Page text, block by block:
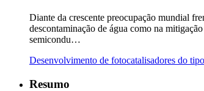
Diante da crescente preocupação mundial
descontaminação de água como na
semicondu…
Desenvolvimento de fotocatalisadores do
Resumo